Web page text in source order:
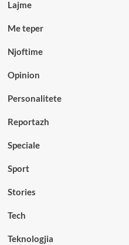
Lajme
Me teper
Njoftime
Opinion
Personalitete
Reportazh
Speciale
Sport
Stories
Tech
Teknologjia